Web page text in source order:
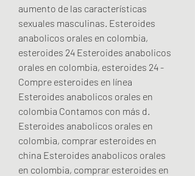
aumento de las características
sexuales masculinas. Esteroides
anabolicos orales en colombia,
esteroides 24 Esteroides anabolicos
orales en colombia, esteroides 24 -
Compre esteroides en línea
Esteroides anabolicos orales en
colombia Contamos con más d.
Esteroides anabolicos orales en
colombia, comprar esteroides en
china Esteroides anabolicos orales
en colombia, comprar esteroides en